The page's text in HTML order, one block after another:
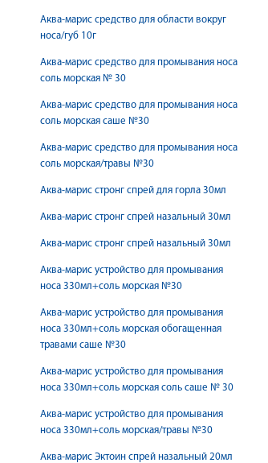
Аква-марис средство для области вокруг
носа/губ 10г
Аква-марис средство для промывания носа
соль морская № 30
Аква-марис средство для промывания носа
соль морская саше №30
Аква-марис средство для промывания носа
соль морская/травы №30
Аква-марис стронг спрей для горла 30мл
Аква-марис стронг спрей назальный 30мл
Аква-марис стронг спрей назальный 30мл
Аква-марис устройство для промывания
носа 330мл+соль морская №30
Аква-марис устройство для промывания
носа 330мл+соль морская обогащенная
травами саше №30
Аква-марис устройство для промывания
носа 330мл+соль морская соль саше № 30
Аква-марис устройство для промывания
носа 330мл+соль морская/травы №30
Аква-марис Эктоин спрей назальный 20мл